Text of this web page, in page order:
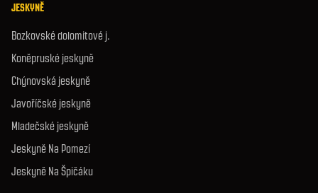
JESKYNĚ
Bozkovské dolomitové j.
Koněpruské jeskyně
Chýnovská jeskyně
Javoříčské jeskyně
Mladečské jeskyně
Jeskyně Na Pomezí
Jeskyně Na Špičáku